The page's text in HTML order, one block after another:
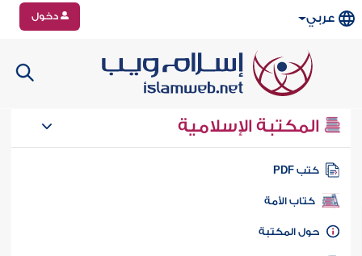
عربي دخول
المكتبة الإسلامية
كتب PDF
كتاب الأمة